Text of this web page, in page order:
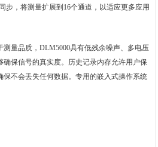
步，将测量扩展到16个通道，以适应更多应用
量品质，DLM5000具有低残余噪声、多电压
保信号的真实度。历史记录内存允许用户保
不会丢失任何数据。专用的嵌入式操作系统